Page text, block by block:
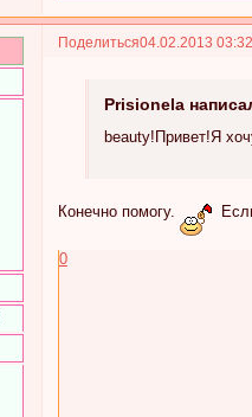
Поделиться04.02.2013
Prisionela
beauty!Привет!Я
Конечно помогу.
0